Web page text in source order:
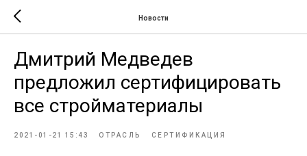
Новости
Дмитрий Медведев
предложил сертифицировать
все стройматериалы
2021-01-21 15:43 ОТРАСЛЬ СЕРТИФИКАЦИЯ